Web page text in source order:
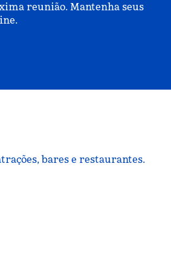
reunião. Mantenha seus
bares e restaurantes.